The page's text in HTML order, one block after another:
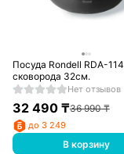
Посуда Rondell RDA-114
сковорода 32см.
Нет отзывов
32 490₸36 990₸
до 3 249
В корзину